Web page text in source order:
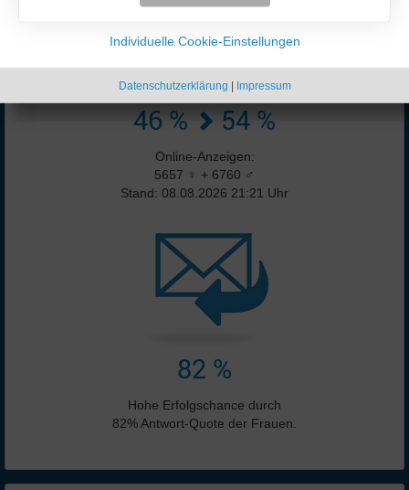
46 % 54 %
Online-Anzeigen:
5657 ♀ + 6760 ♂
Stand: 08.08.2026 21:21 Uhr
82 %
Hohe Erfolgschance durch
82% Antwort-Quote der Frauen.
Individuelle Cookie-Einstellungen
Datenschutzerklärung | Impressum